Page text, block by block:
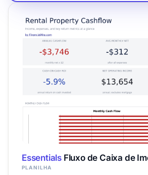
EssentialsFluxo de Caixa de
PLANILHA